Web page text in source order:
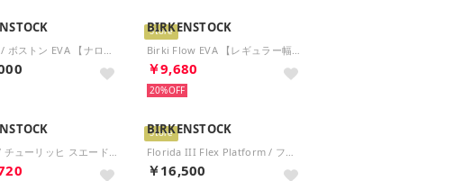
Store
BIRKENSTOCK
￥9,680
20%
Store
BIRKENSTOCK
￥16,500